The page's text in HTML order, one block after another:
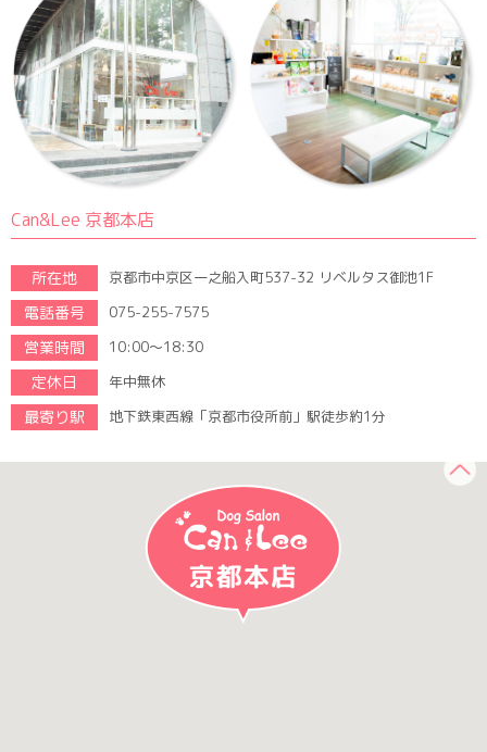
Can&Lee 京都本店
所在地 京都市中京区一之船入町537-32 リベルタス御池1F
電話番号 075-255-7575
営業時間 10:00～18:30
定休日 年中無休
最寄り駅 地下鉄東西線「京都市役所前」駅徒歩約1分